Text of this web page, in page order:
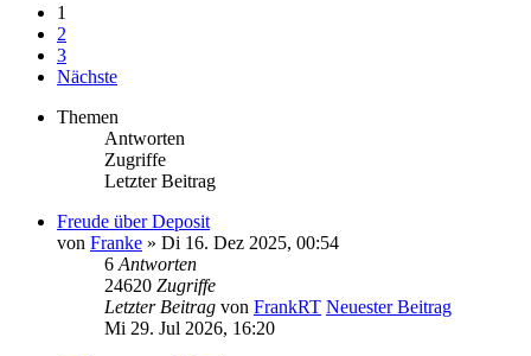
1
2
3
Nächste
Themen
Antworten
Zugriffe
Letzter Beitrag
Freude über Deposit
von Franke » Di 16. Dez 2025, 00:54
6 Antworten
24620 Zugriffe
Letzter Beitrag von FrankRT Neuester Beitrag
Mi 29. Jul 2026, 16:20